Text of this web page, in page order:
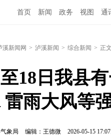
首页 新闻 政务 视图 通
溪新闻网 > 泸溪新闻 > 综合新闻 > 正文
18日我县
雷雨大风等
象局 编辑：王德微 2026-05-15